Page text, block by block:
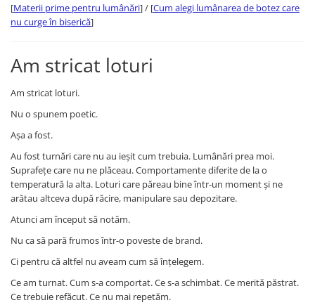
[Materii prime pentru lumânări] / [Cum alegi lumânarea de botez care
nu curge în biserică]
Am stricat loturi
Am stricat loturi.
Nu o spunem poetic.
Așa a fost.
Au fost turnări care nu au ieșit cum trebuia. Lumânări prea moi.
Suprafețe care nu ne plăceau. Comportamente diferite de la o
temperatură la alta. Loturi care păreau bine într-un moment și ne
arătau altceva după răcire, manipulare sau depozitare.
Atunci am început să notăm.
Nu ca să pară frumos într-o poveste de brand.
Ci pentru că altfel nu aveam cum să înțelegem.
Ce am turnat. Cum s-a comportat. Ce s-a schimbat. Ce merită păstrat.
Ce trebuie refăcut. Ce nu mai repetăm.